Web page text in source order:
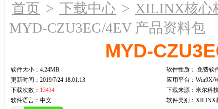
首页 > 下载中心 > XILINX核心
MYD-CZU3EG/4EV 产品资料包
MYD-
软件大小：4.24MB 软件性质： 免费软
更新时间：2019/7/24 18:01:13
应用平台：Win9X/
下载次数： 13434
下载来源：米尔科
软件语言：中文
软件类别：XILINX